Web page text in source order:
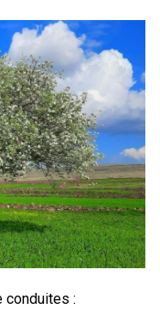
conduites :